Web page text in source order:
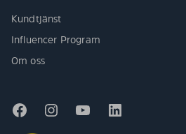
Kundtjänst
Influencer Program
Om oss